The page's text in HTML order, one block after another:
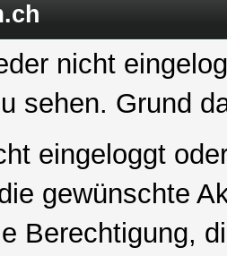
nicht
sehen. Grund
eingeloggt
gewünschte
Berechtigung,